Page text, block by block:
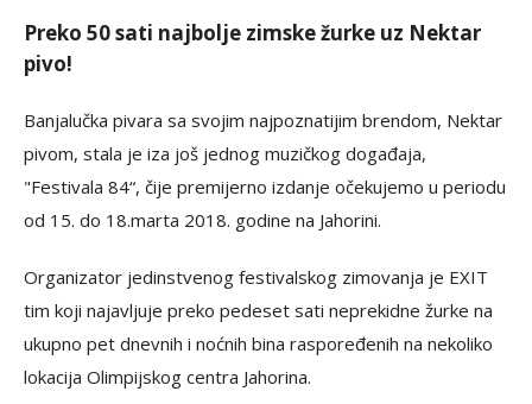
Preko 50 sati najbolje zimske žurke uz Nektar
pivo!
Banjalučka pivara sa svojim najpoznatijim brendom, Nektar
pivom, stala je iza još jednog muzičkog događaja,
"Festivala 84“, čije premijerno izdanje očekujemo u periodu
od 15. do 18.marta 2018. godine na Jahorini.
Organizator jedinstvenog festivalskog zimovanja je EXIT
tim koji najavljuje preko pedeset sati neprekidne žurke na
ukupno pet dnevnih i noćnih bina raspoređenih na nekoliko
lokacija Olimpijskog centra Jahorina.